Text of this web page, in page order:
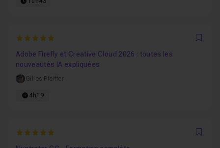
5
Adobe Firefly et Creative Cloud 2026 : toutes les
nouveautés IA expliquées
Gilles Pfeiffer
4h19
5